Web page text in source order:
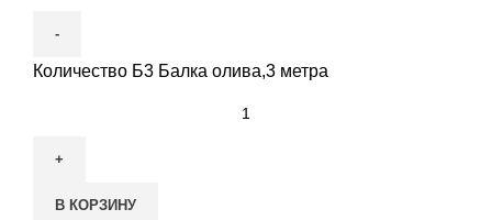
Количество Б3 Балка олива,3 метра
В КОРЗИНУ